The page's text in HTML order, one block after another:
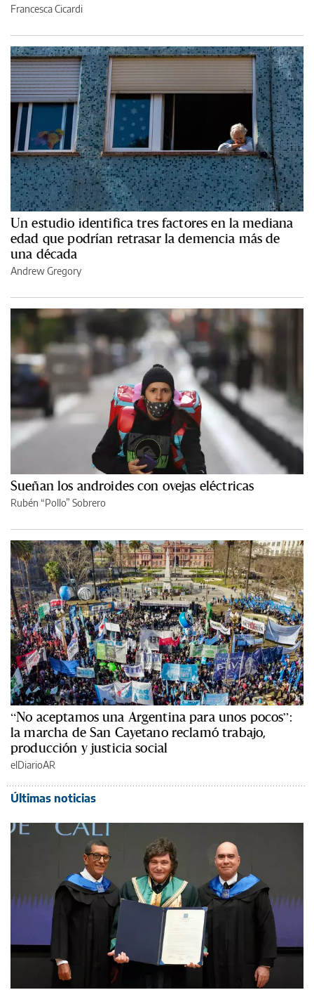
Francesca Cicardi
Un estudio identifica tres factores en la mediana
edad que podrían retrasar la demencia más de
una década
Andrew Gregory
Sueñan los androides con ovejas eléctricas
Rubén “Pollo” Sobrero
“No aceptamos una Argentina para unos pocos”:
la marcha de San Cayetano reclamó trabajo,
producción y justicia social
elDiarioAR
Últimas noticias